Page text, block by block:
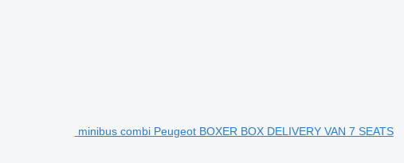
minibus combi Peugeot BOXER BOX DELIVERY VAN 7 SEATS